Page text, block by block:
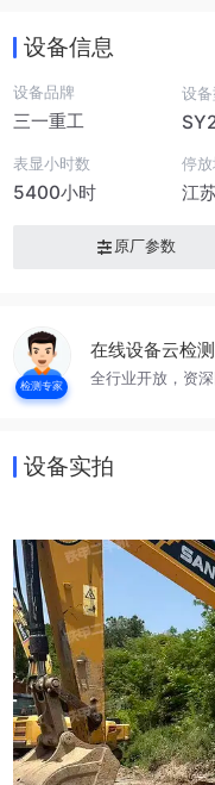
设备信息
设备品牌
三一重工
设
表显小时数
5400小时
停
江
原厂参数
检测专家
在线设备云检测
全行业开放，资
设备实拍